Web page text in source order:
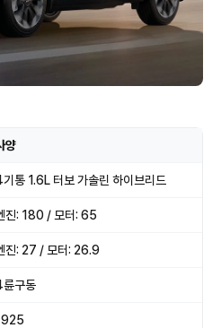
양
통 1.6L 터보 가솔린 하이브리드
진: 180 / 모터: 65
진: 27 / 모터: 26.9
구동